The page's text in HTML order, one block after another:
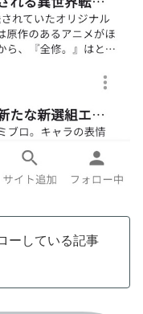
ーしている記事